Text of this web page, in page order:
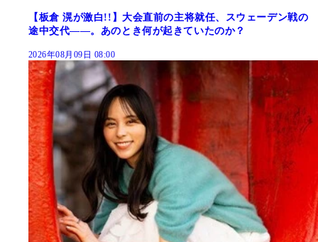
【板倉 滉が激白!!】大会直前の主将就任、スウェーデン戦の
途中交代――。あのとき何が起きていたのか？
2026年08月09日 08:00